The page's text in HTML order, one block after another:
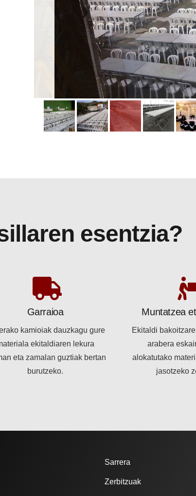
esentzia?
Garraioa
kamioiak dauzkagu gure
ekitaldiaren lekura
eta zamalan guztiak bertan
burutzeko.
Muntatzea
Ekitaldi
arabera
alokatutako
jasotzeko
Sarrera
Zerbitzuak